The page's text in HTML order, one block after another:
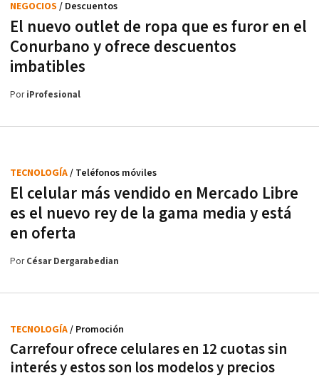
El nuevo outlet de ropa que es furor en el
Conurbano y ofrece descuentos
imbatibles
NEGOCIOS / Descuentos
PoriProfesional
El celular más vendido en Mercado Libre
es el nuevo rey de la gama media y está
en oferta
TECNOLOGÍA/ Teléfonos móviles
PorCésar Dergarabedian
Carrefour ofrece celulares en 12 cuotas sin
interés y estos son los modelos y precios
TECNOLOGÍA/ Promoción